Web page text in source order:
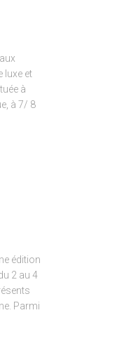
luxe et
à
à 7/ 8
édition
2 au 4
Parmi